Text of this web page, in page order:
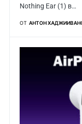
Nothing Ear (1) в…
ОТ АНТОН